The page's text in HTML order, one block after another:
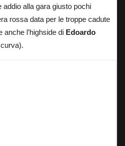
alla gara giusto pochi
rossa data per le troppe cadute
anche l’highside di Edoardo